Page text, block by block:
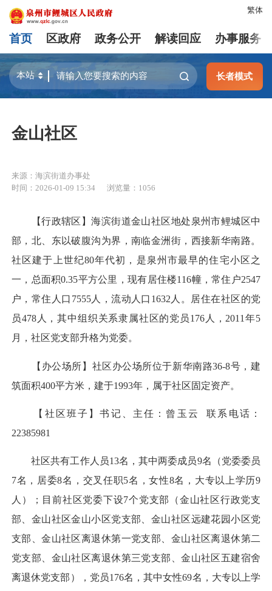
繁体
首页 区政府 政务公开 解读回应 办事服务
长者模式
金山社区
来源：海滨街道办事处
时间：2026-01-09 15:34
浏览量： 1056
【行政辖区】海滨街道金山社区地处泉州市鲤城区中
部，北、东以破腹沟为界，南临金洲街，西接新华南路。
社区建于上世纪80年代初，是泉州市最早的住宅小区之
一，总面积0.35平方公里，现有居住楼116幢，常住户2547
户，常住人口7555人，流动人口1632人。居住在社区的党
员478人，其中组织关系隶属社区的党员176人，2011年5
月，社区党支部升格为党委。
【办公场所】社区办公场所位于新华南路36-8号，建
筑面积400平方米，建于1993年，属于社区固定资产。
【社区班子】书记、主任：曾玉云 联系电话：
22385981
社区共有工作人员13名，其中两委成员9名（党委委员
7名，居委8名，交叉任职5名，女性8名，大专以上学历9
人）；目前社区党委下设7个党支部（金山社区行政党支
部、金山社区金山小区党支部、金山社区远建花园小区党
支部、金山社区离退休第一党支部、金山社区离退休第二
党支部、金山社区离退休第三党支部、金山社区五建宿舍
离退休党支部），党员176名，其中女性69名，大专以上学